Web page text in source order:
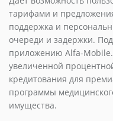
тарифами и
поддержка и
очереди и задержки.
приложению Alfa-
увеличенной
кредитования для
программы
имущества.